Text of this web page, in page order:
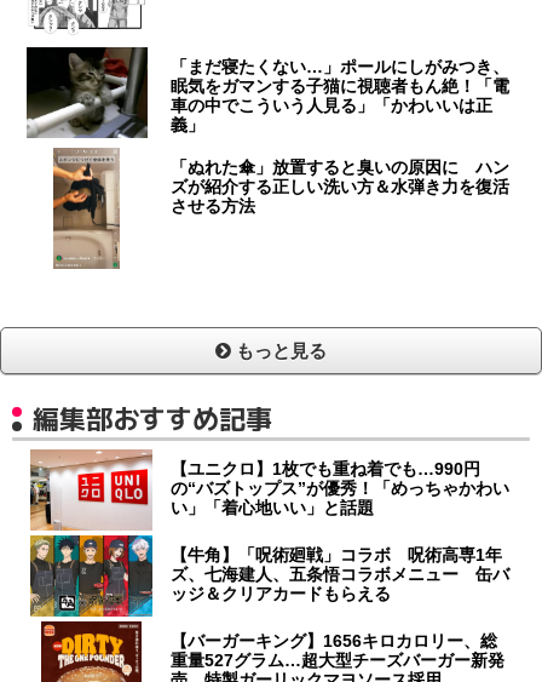
「まだ寝たくない…」ポールにしがみつき、
眠気をガマンする子猫に視聴者もん絶！「電
車の中でこういう人見る」「かわいいは正
義」
「ぬれた傘」放置すると臭いの原因に ハン
ズが紹介する正しい洗い方＆水弾き力を復活
させる方法
もっと見る
編集部おすすめ記事
【ユニクロ】1枚でも重ね着でも…990円
の“バズトップス”が優秀！「めっちゃかわい
い」「着心地いい」と話題
【牛角】「呪術廻戦」コラボ 呪術高専1年
ズ、七海建人、五条悟コラボメニュー 缶バ
ッジ＆クリアカードもらえる
【バーガーキング】1656キロカロリー、総
重量527グラム…超大型チーズバーガー新発